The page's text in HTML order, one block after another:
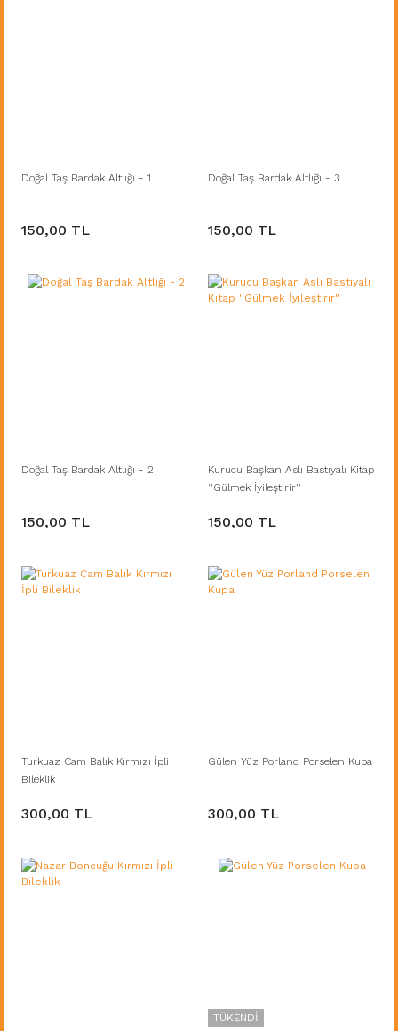
Doğal Taş Bardak Altlığı - 1
150,00 TL
Doğal Taş Bardak Altlığı - 3
150,00 TL
Doğal Taş Bardak Altlığı - 2
150,00 TL
Kurucu Başkan Aslı Bastıyalı Kitap
''Gülmek İyileştirir''
150,00 TL
Turkuaz Cam Balık Kırmızı İpli
Bileklik
300,00 TL
Gülen Yüz Porland Porselen Kupa
300,00 TL
TÜKENDİ